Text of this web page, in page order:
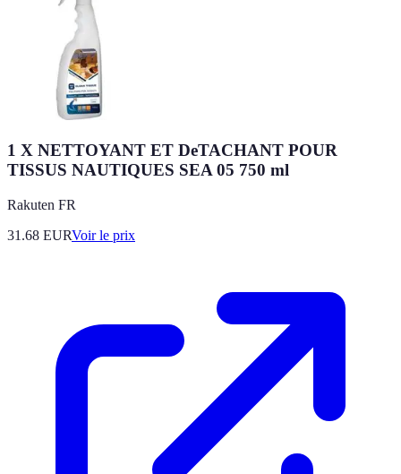
1 X NETTOYANT ET DeTACHANT POUR
TISSUS NAUTIQUES SEA 05 750 ml
Rakuten FR
31.68 EURVoir le prix